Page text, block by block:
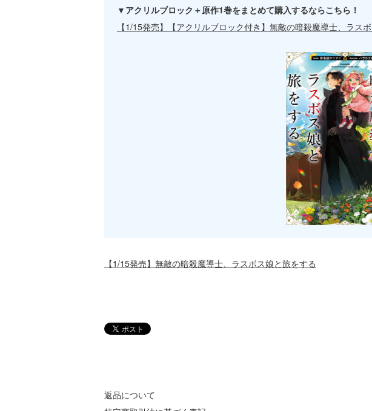
▼アクリルブロック＋原作1巻をまとめて購入するならこちら！
【1/15発売】【アクリルブロック付き】無敵の暗殺魔導士、ラス
【1/15発売】無敵の暗殺魔導士、ラスボス娘と旅をする
返品について